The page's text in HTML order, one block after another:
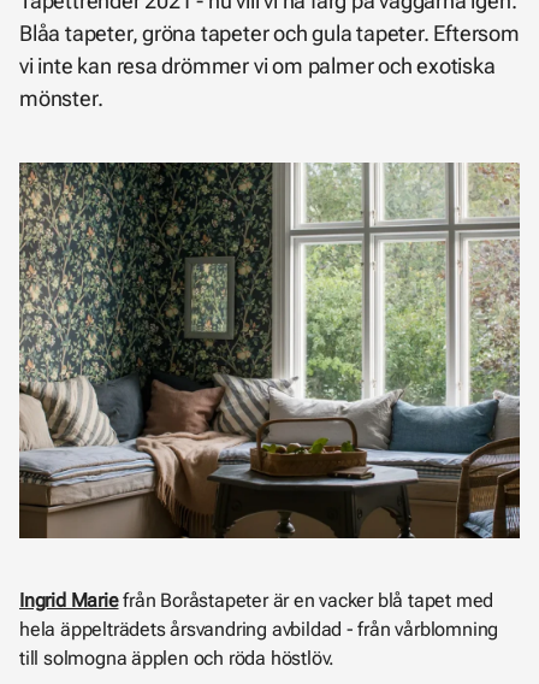
Blåa tapeter, gröna tapeter och gula tapeter. Eftersom
vi inte kan resa drömmer vi om palmer och exotiska
mönster.
Ingrid Mariefrån Boråstapeter är en vacker blå tapet med
hela äppelträdets årsvandring avbildad - från vårblomning
till solmogna äpplen och röda höstlöv.